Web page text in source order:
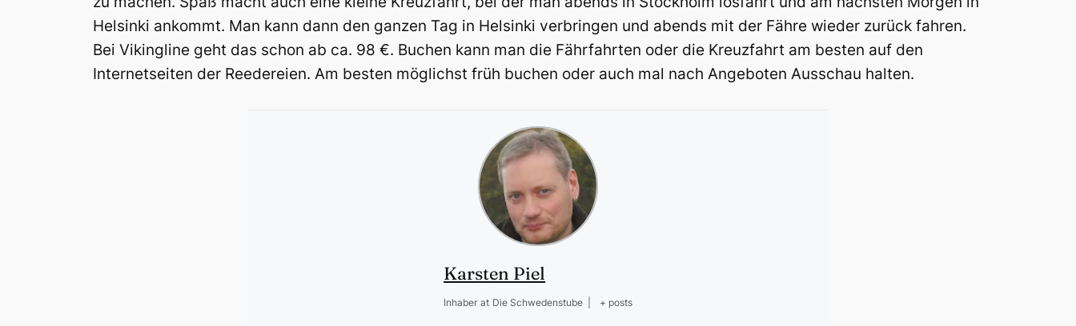
Helsinki ankommt. Man kann dann den ganzen Tag in Helsinki verbringen und abends mit der Fähre wieder zurück fahren.
Bei Vikingline geht das schon ab ca. 98 €. Buchen kann man die Fährfahrten oder die Kreuzfahrt am besten auf den
Internetseiten der Reedereien. Am besten möglichst früh buchen oder auch mal nach Angeboten Ausschau halten.
Karsten Piel
Inhaber at Die Schwedenstube + posts